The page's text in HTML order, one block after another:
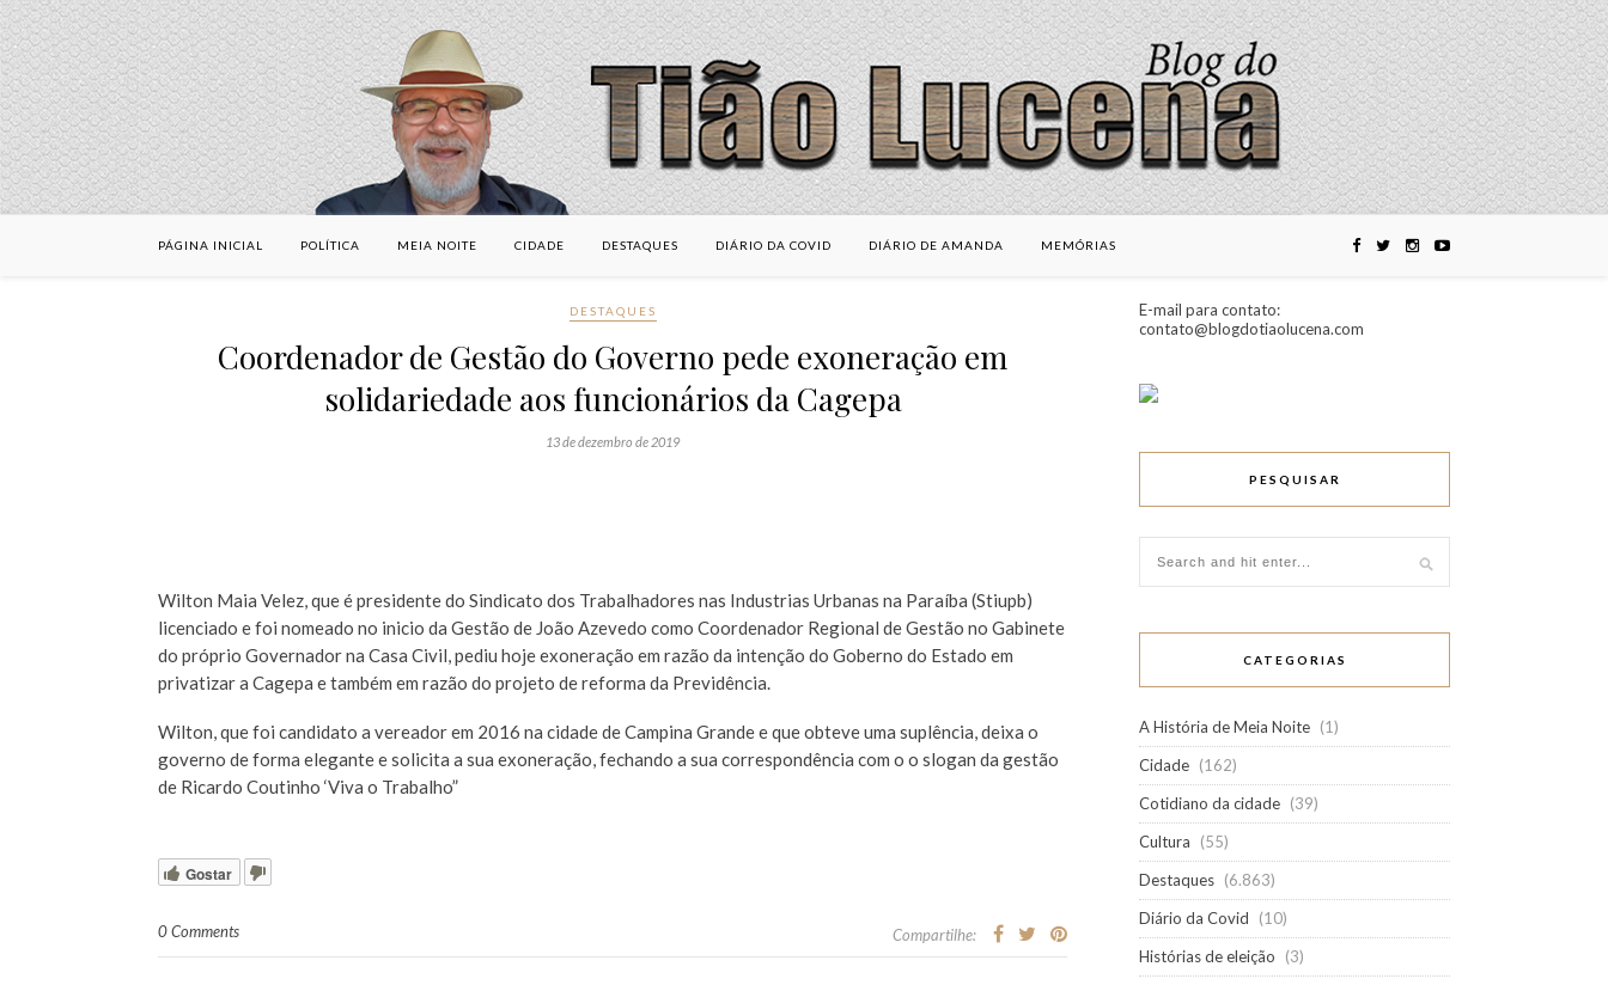
PÁGINA INICIAL POLÍTICA MEIA NOITE CIDADE DESTAQUES DIÁRIO DA COVID DIÁRIO DE AMANDA MEMÓRIAS
DESTAQUES
Coordenador de Gestão do Governo pede exoneração em
solidariedade aos funcionários da Cagepa
13 de dezembro de 2019
Wilton Maia Velez, que é presidente do Sindicato dos Trabalhadores nas Industrias Urbanas na Paraíba (Stiupb)
licenciado e foi nomeado no inicio da Gestão de João Azevedo como Coordenador Regional de Gestão no Gabinete
do próprio Governador na Casa Civil, pediu hoje exoneração em razão da intenção do Goberno do Estado em
privatizar a Cagepa e também em razão do projeto de reforma da Previdência.
Wilton, que foi candidato a vereador em 2016 na cidade de Campina Grande e que obteve uma suplência, deixa o
governo de forma elegante e solicita a sua exoneração, fechando a sua correspondência com o o slogan da gestão
de Ricardo Coutinho ‘Viva o Trabalho”
Gostar
0 Comments Compartilhe:
E-mail para contato:
contato@blogdotiaolucena.com
PESQUISAR
CATEGORIAS
A História de Meia Noite (1)
Cidade (162)
Cotidiano da cidade (39)
Cultura
(55)
Destaques (6.863)
Diário da Covid
(10)
Histórias de eleição
(3)